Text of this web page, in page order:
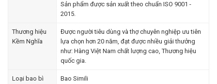
Sản phẩm được sản xuất theo chuẩn ISO 9001 -
2015.
Thương hiệu
Kềm Nghĩa
Được người tiêu dùng và thợ chuyên nghiệp ưu tiên
lựa chọn hơn 20 năm, đạt được nhiều giải thưởng
như: Hàng Việt Nam chất lượng cao, Thương hiệu
quốc gia.
Loại bao bì Bao Simili